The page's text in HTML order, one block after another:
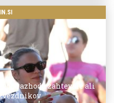
po razhodu zahtevale ali